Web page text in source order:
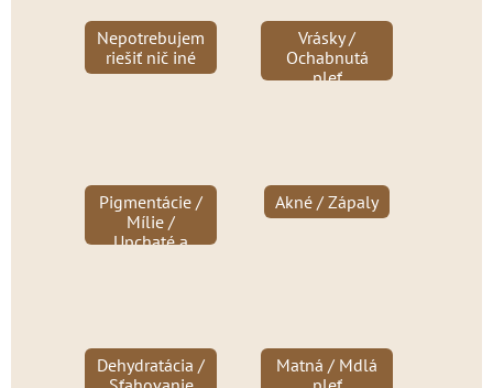
Nepotrebujem
riešiť nič iné
Vrásky /
Ochabnutá
pleť
Pigmentácie /
Mílie /
Upchaté a
Akné / Zápaly
Dehydratácia /
Matná / Mdlá